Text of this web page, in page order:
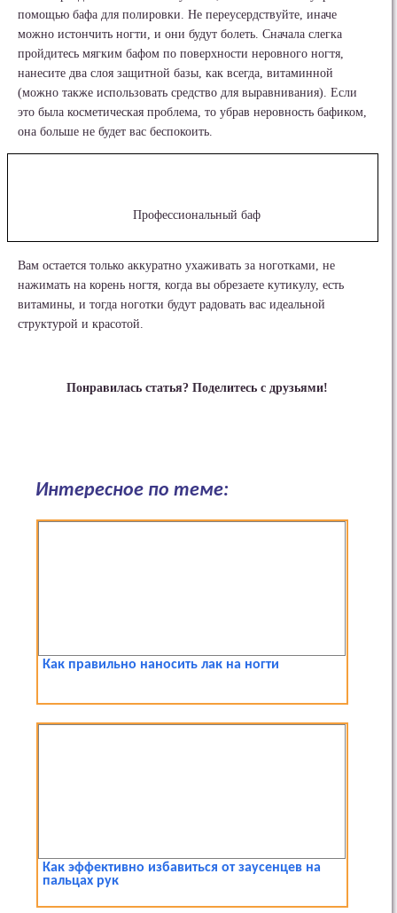
помощью бафа для полировки. Не переусердствуйте, иначе
можно истончить ногти, и они будут болеть. Сначала слегка
пройдитесь мягким бафом по поверхности неровного ногтя,
нанесите два слоя защитной базы, как всегда, витаминной
(можно также использовать средство для выравнивания). Если
это была косметическая проблема, то убрав неровность бафиком,
она больше не будет вас беспокоить.
Профессиональный баф
Вам остается только аккуратно ухаживать за ноготками, не
нажимать на корень ногтя, когда вы обрезаете кутикулу, есть
витамины, и тогда ноготки будут радовать вас идеальной
структурой и красотой.
Понравилась статья? Поделитесь с друзьями!
Интересное по теме:
Как правильно наносить лак на ногти
Как эффективно избавиться от заусенцев на
пальцах рук